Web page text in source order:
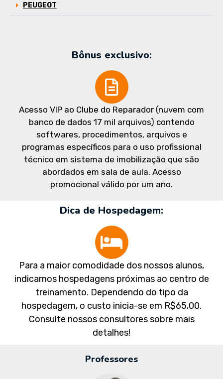
PEUGEOT
Bônus exclusivo:
Acesso VIP ao Clube do Reparador (nuvem com
banco de dados 17 mil arquivos) contendo
softwares, procedimentos, arquivos e
programas específicos para o uso profissional
técnico em sistema de imobilização que são
abordados em sala de aula. Acesso
promocional válido por um ano.
Dica de Hospedagem:
Para a maior comodidade dos nossos alunos,
indicamos hospedagens próximas ao centro de
treinamento. Dependendo do tipo da
hospedagem, o custo inicia-se em R$65,00.
Consulte nossos consultores sobre mais
detalhes!
Professores